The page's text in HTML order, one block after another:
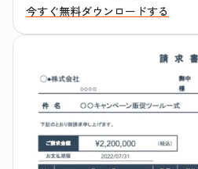
今すぐ無料ダウンロードする